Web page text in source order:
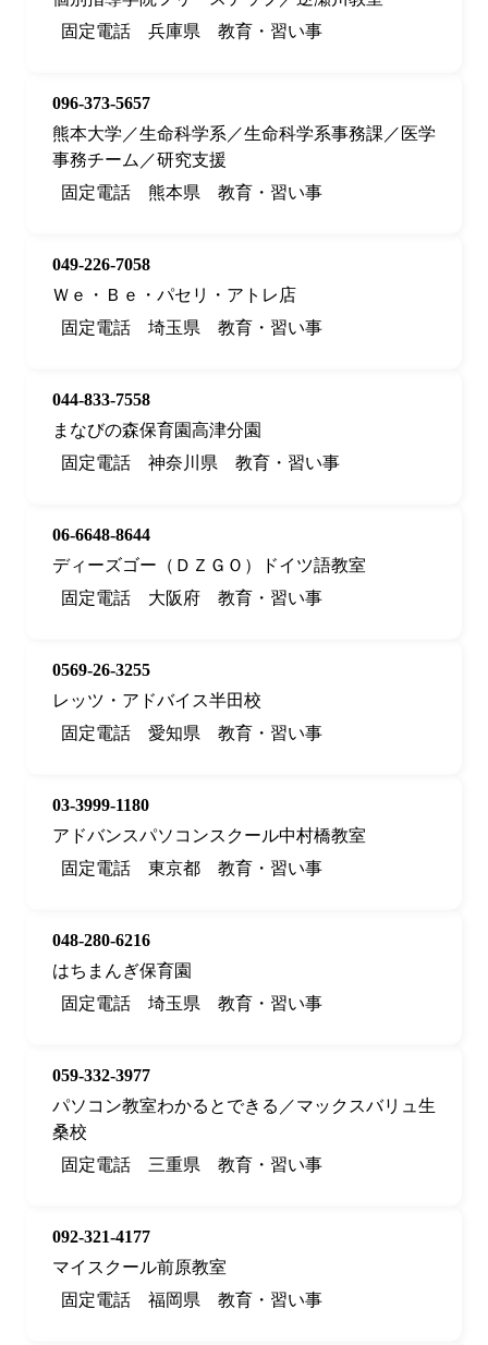
固定電話
兵庫県 教育・習い事
096-373-5657
熊本大学／生命科学系／生命科学系事務課／医学
事務チーム／研究支援
固定電話
熊本県 教育・習い事
049-226-7058
Ｗｅ・Ｂｅ・パセリ・アトレ店
固定電話
埼玉県 教育・習い事
044-833-7558
まなびの森保育園高津分園
固定電話
神奈川県 教育・習い事
06-6648-8644
ディーズゴー（ＤＺＧＯ）ドイツ語教室
固定電話
大阪府 教育・習い事
0569-26-3255
レッツ・アドバイス半田校
固定電話
愛知県 教育・習い事
03-3999-1180
アドバンスパソコンスクール中村橋教室
固定電話
東京都 教育・習い事
048-280-6216
はちまんぎ保育園
固定電話
埼玉県 教育・習い事
059-332-3977
パソコン教室わかるとできる／マックスバリュ生
桑校
固定電話
三重県 教育・習い事
092-321-4177
マイスクール前原教室
固定電話
福岡県 教育・習い事